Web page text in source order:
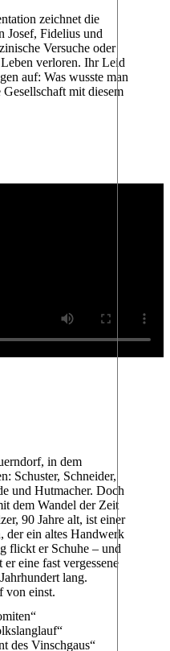
zeichnet die
Josef, Fidelius und
Versuche oder
verloren. Ihr Leid
auf: Was wusste man
mit diesem
in dem
Schuster, Schneider,
und Hutmacher. Doch
dem Wandel der Zeit
90 Jahre alt, ist einer
der ein altes Handwerk
flickt er Schuhe – und
eine fast vergessene
lang.
von einst.
des Vinschgaus“